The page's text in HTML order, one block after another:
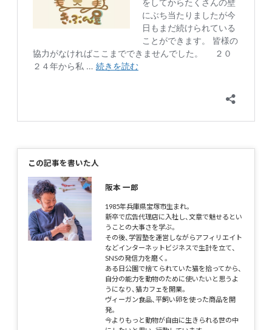
この記事を書いた人
阪本 一郎
1985年兵庫県宝塚市生まれ。
新卒で広告代理店に入社し、文章で魅せるとい
うことの大事さを学ぶ。
その後、学習塾を運営しながらアフィリエイト
などインターネットビジネスで生計を立て、
SNSの発信力を磨く。
ある日公園で捨てられていた猫を拾ってから、
自分の能力を動物のために使いたいと思うよ
うになり、猫カフェを開業。
ヴィーガン食品、平飼い卵を使った商品を開
発。
今よりもっと動物が自由に生きられる世の中